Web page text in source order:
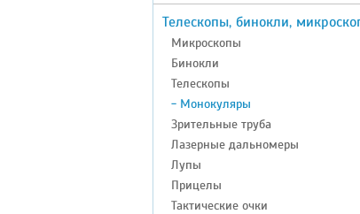
Телескопы, бинокли,
Микроскопы
Бинокли
Телескопы
- Монокуляры
Зрительные труба
Лазерные дальномеры
Лупы
Прицелы
Тактические очки